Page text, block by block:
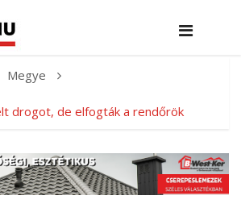
Megye
drogot, de elfogták a rendőrök